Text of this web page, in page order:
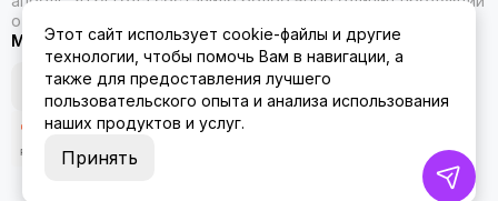
от Такара Томи.
Мы в социальных сетях
Этот сайт использует cookie-файлы и другие
технологии, чтобы помочь Вам в навигации, а
также для предоставления лучшего
пользовательского опыта и анализа использования
наших продуктов и услуг.
Принять